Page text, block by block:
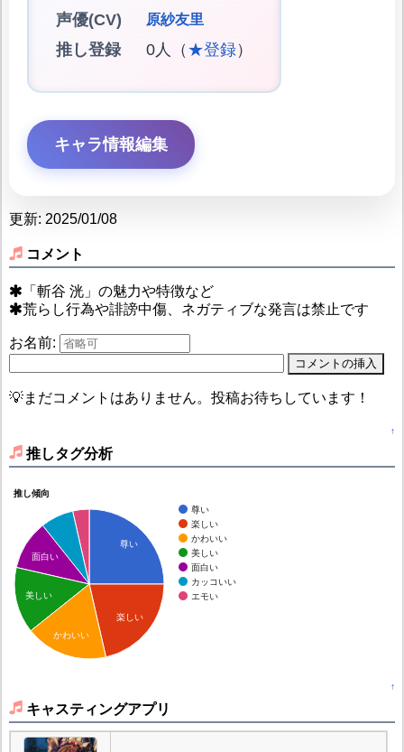
声優(CV)
原紗友里
推し登録 0人（ ★登録）
キャラ情報編集
更新: 2025/01/08
コメント
「斬谷 洸」の魅力や特徴など
荒らし行為や誹謗中傷、ネガティブな発言は禁止です
お名前:
💡まだコメントはありません。投稿お待ちしています！
↑
推しタグ分析
推し傾向
尊い
楽しい
かわいい
美しい
面白い
カッコいい
エモい
尊い
楽しい
面白い
美しい
かわいい
↑
キャスティングアプリ